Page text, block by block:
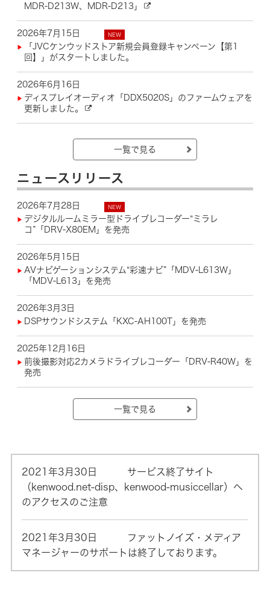
一覧で見る
MDR-D213W、MDR-D213」
2026年7月15日
「JVCケンウッドストア新規会員登録キャンペーン【第1
回】」がスタートしました。
2026年6月16日
ディスプレイオーディオ「DDX5020S」のファームウェアを
更新しました。
ニュースリリース
一覧で見る
2026年7月28日
デジタルルームミラー型ドライブレコーダー“ミラレ
コ”「DRV-X80EM」を発売
2026年5月15日
AVナビゲーションシステム“彩速ナビ”「MDV-L613W」
「MDV-L613」を発売
2026年3月3日
DSPサウンドシステム「KXC-AH100T」を発売
2025年12月16日
前後撮影対応2カメラドライブレコーダー「DRV-R40W」を
発売
2021年3月30日 サービス終了サイト
（kenwood.net-disp、kenwood-musiccellar）へ
のアクセスのご注意
2021年3月30日 ファットノイズ・メディア
マネージャーのサポートは終了しております。